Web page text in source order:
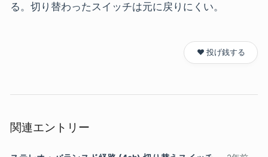
る。切り替わったスイッチは元に戻りにくい。
❤️ 投げ銭する
関連エントリー